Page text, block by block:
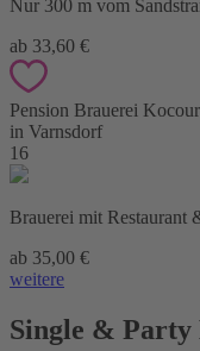
Nur 300 m vom
ab 33,60 €
Pension Brauerei Kocour
in Varnsdorf
16
Brauerei mit Restaurant
ab 35,00 €
weitere
Single & Party